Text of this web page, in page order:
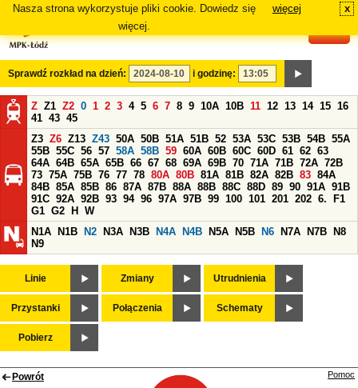
Nasza strona wykorzystuje pliki cookie. Dowiedz się
więcej.
więcej x
Sprawdź rozkład na dzień: i godzinę:
Z Z1 Z2 0 1 2 3 4 5 6 7 8 9 10A 10B 11 12 13 14 15 16
41 43 45
Z3 Z6 Z13 Z43 50A 50B 51A 51B 52 53A 53C 53B 54B 55A
55B 55C 56 57 58A 58B 59 60A 60B 60C 60D 61 62 63
64A 64B 65A 65B 66 67 68 69A 69B 70 71A 71B 72A 72B
73 75A 75B 76 77 78 80A 80B 81A 81B 82A 82B 83 84A
84B 85A 85B 86 87A 87B 88A 88B 88C 88D 89 90 91A 91B
91C 92A 92B 93 94 96 97A 97B 99 100 101 201 202 6.
F1
G1 G2 H
W
N1A
N1B N2 N3A N3B N4A N4B N5A N5B N6 N7A N7B
N8
N9
Linie Zmiany Utrudnienia
Przystanki Połączenia Schematy
Pobierz
Powrót Pomoc